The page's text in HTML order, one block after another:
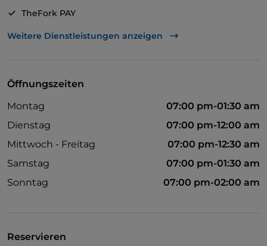
TheFork PAY
UnionPay über TheFork PAY
Es wird Deutsch gesprochen
Es wird Englisch gesprochen
Es wird Französisch gesprochen
Weitere Dienstleistungen anzeigen
Öffnungszeiten
Montag
07:00 pm-01:30 am
Dienstag
07:00 pm-12:00 am
Mittwoch - Freitag
07:00 pm-12:30 am
Samstag
07:00 pm-01:30 am
Sonntag
07:00 pm-02:00 am
Reservieren